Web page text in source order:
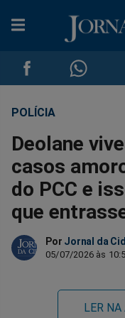
Compartilhar
no
Facebook
no
Whatsapp
POLÍCIA
Deolane
casos
do PCC e
que
Por Jornal da
05/07/2026 às
LER